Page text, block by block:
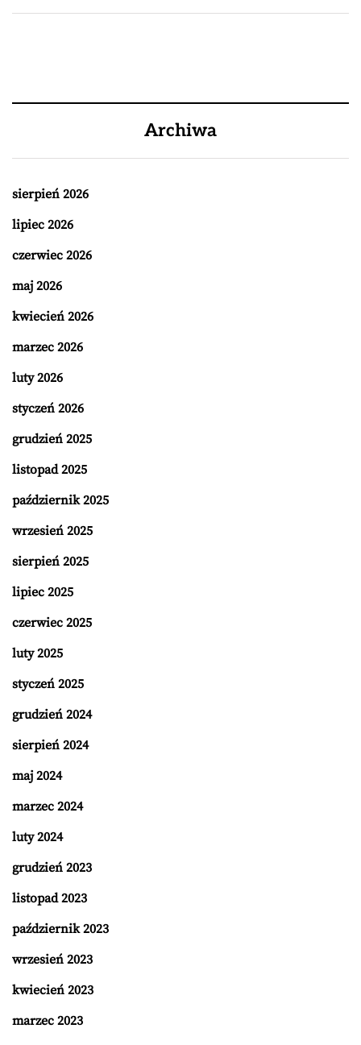
Archiwa
sierpień 2026
lipiec 2026
czerwiec 2026
maj 2026
kwiecień 2026
marzec 2026
luty 2026
styczeń 2026
grudzień 2025
listopad 2025
październik 2025
wrzesień 2025
sierpień 2025
lipiec 2025
czerwiec 2025
luty 2025
styczeń 2025
grudzień 2024
sierpień 2024
maj 2024
marzec 2024
luty 2024
grudzień 2023
listopad 2023
październik 2023
wrzesień 2023
kwiecień 2023
marzec 2023